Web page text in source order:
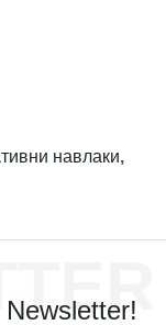
навлаки,